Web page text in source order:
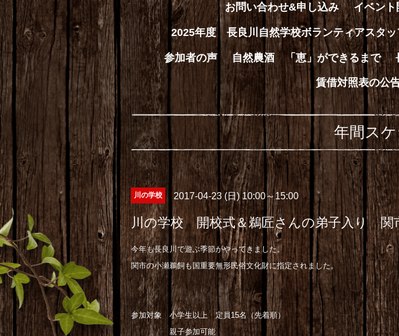
お問い合わせ&申し込み イベント
2025年度 長良川自然学校ボランティアスタッ
参加者の声 自然農酒 「恵」ができるまで
賃借対照表の公
年間ス
川の学校 2017-04-23 (日) 10:00～15:00
川の学校 開校式＆鵜匠さんの弟子入り 関
今年も長良川で遊ぶ季節がやってきました。
関市の小瀬鵜飼も国重要無形民俗文化財に指定されました。
参加対象 小学生以上 定員15名（先着順）
親子参加可能